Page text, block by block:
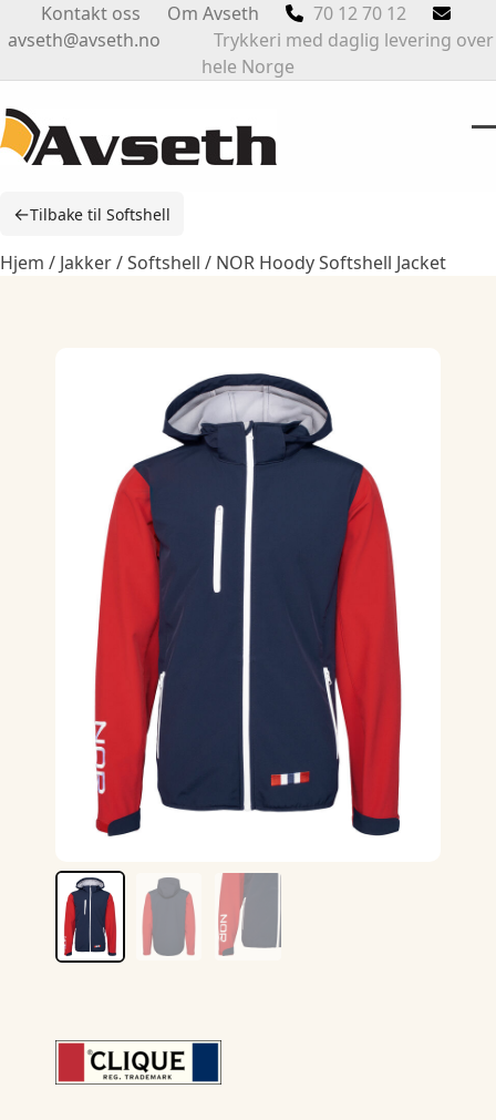
to
Kontakt oss Om Avseth
70 12 70 12
avseth@avseth.no Trykkeri med daglig levering over
hele Norge
←Tilbake til Softshell
Hjem / Jakker/Softshell / NOR Hoody Softshell Jacket